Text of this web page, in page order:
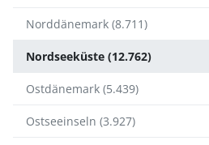
Norddänemark (8.711)
Nordseeküste (12.762)
Ostdänemark (5.439)
Ostseeinseln (3.927)